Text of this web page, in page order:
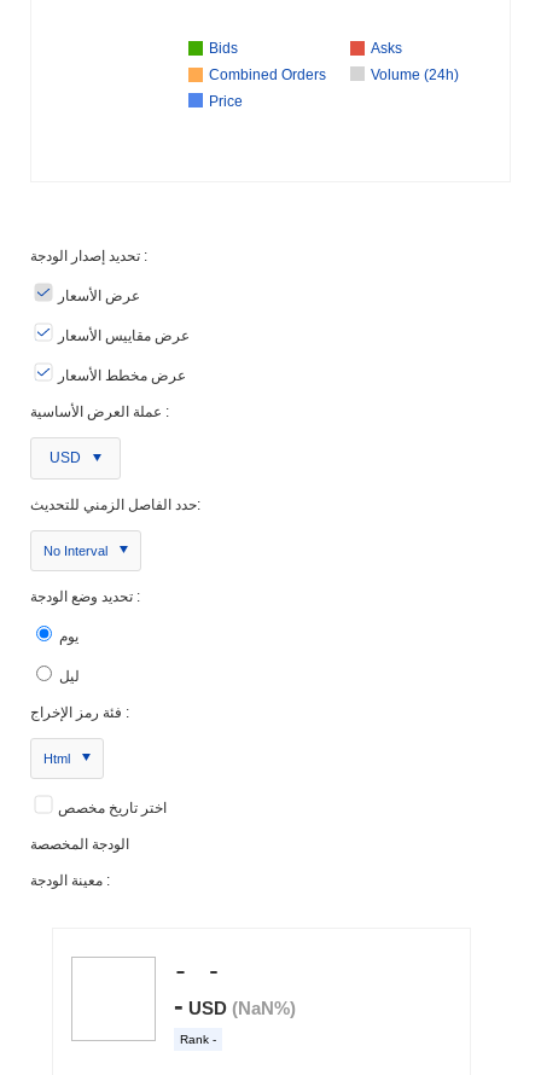
Bids
Asks
Combined Orders
Volume (24h)
Price
تحديد إصدار الودجة :
عرض الأسعار
عرض مقاييس الأسعار
عرض مخطط الأسعار
عملة العرض الأساسية :
USD
حدد الفاصل الزمني للتحديث:
No Interval
تحديد وضع الودجة :
يوم
ليل
فئة رمز الإخراج :
Html
اختر تاريخ مخصص
الودجة المخصصة
معينة الودجة :